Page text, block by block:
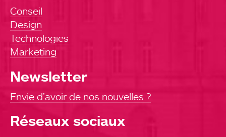
Conseil
Design
Technologies
Marketing
Newsletter
Envie d’avoir de nos nouvelles ?
Réseaux sociaux